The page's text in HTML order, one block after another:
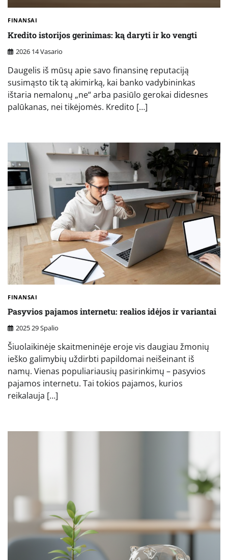
FINANSAI
Kredito istorijos gerinimas: ką daryti ir ko vengti
2026 14 Vasario
Daugelis iš mūsų apie savo finansinę reputaciją
susimąsto tik tą akimirką, kai banko vadybininkas
ištaria nemalonų „ne“ arba pasiūlo gerokai didesnes
palūkanas, nei tikėjomės. Kredito […]
FINANSAI
Pasyvios pajamos internetu: realios idėjos ir variantai
2025 29 Spalio
Šiuolaikinėje skaitmeninėje eroje vis daugiau žmonių
ieško galimybių uždirbti papildomai neišeinant iš
namų. Vienas populiariausių pasirinkimų – pasyvios
pajamos internetu. Tai tokios pajamos, kurios
reikalauja […]